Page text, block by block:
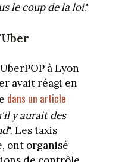
le coup de la loi."
à Lyon
avait réagi en
dans un article
y aurait des
". Les taxis
ont organisé